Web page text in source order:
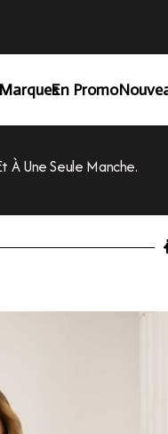
En Promo
À Une Seule Manche.